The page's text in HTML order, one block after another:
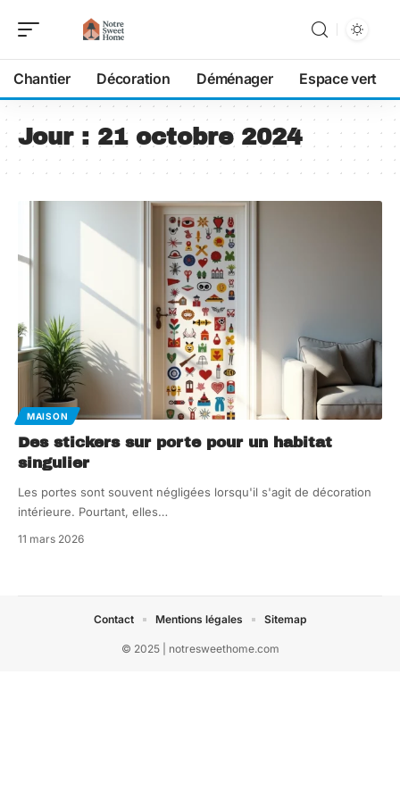
Chantier Décoration Déménager Espace vert
Jour : 21 octobre 2024
MAISON
Des stickers sur porte pour un habitat
singulier
Les portes sont souvent négligées lorsqu'il s'agit de décoration
intérieure. Pourtant, elles…
11 mars 2026
© 2025 | notresweethome.com
Contact Mentions légales Sitemap